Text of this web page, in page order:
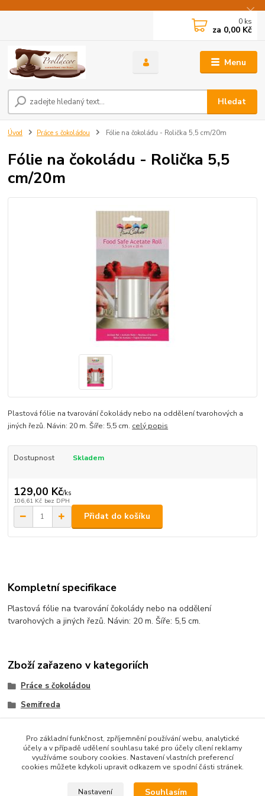
Menu
Hledat
0 ks
za 0,00 Kč
Úvod Práce s čokoládou Fólie na čokoládu - Rolička 5,5 cm/20m
Fólie na čokoládu - Rolička 5,5
cm/20m
Plastová fólie na tvarování čokolády nebo na oddělení tvarohových a
jiných řezů. Návin: 20 m. Šíře: 5,5 cm. celý popis
Dostupnost Skladem
129,00 Kč/ks
106,61 Kč bez DPH
Přidat do košíku
Kompletní specifikace
Plastová fólie na tvarování čokolády nebo na oddělení
tvarohových a jiných řezů. Návin: 20 m. Šíře: 5,5 cm.
Zboží zařazeno v kategoriích
Práce s čokoládou
Semifreda
vystavit kupujícímu účtenku. Zároveň je povinen zaevidovat
Pro základní funkčnost, zpříjemnění používání webu, analytické
účely a v případě udělení souhlasu také pro účely cílení reklamy
využíváme soubory cookies. Nastavení vlastních preferencí
cookies můžete kdykoli upravit odkazem ve spodní části stránek.
Nastavení Souhlasím